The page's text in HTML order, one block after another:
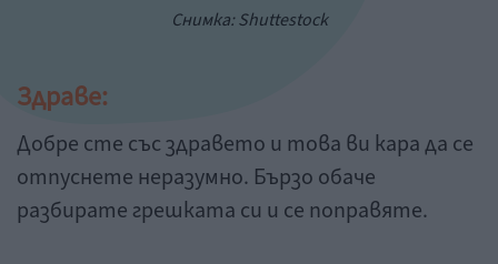
Снимка: Shuttestock
Здраве:
Добре сте със здравето и това ви кара да се
отпуснете неразумно. Бързо обаче
разбирате грешката си и се поправяте.